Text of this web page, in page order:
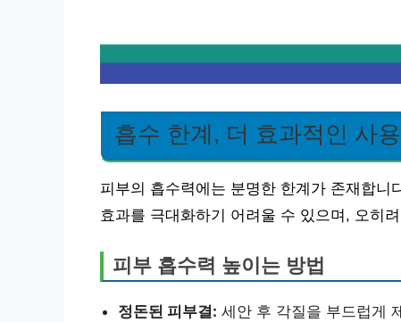
흡수 한계, 더 효과적인 사
피부의 흡수력에는 분명한 한계가 존재합
효과를 극대화하기 어려울 수 있으며, 오히
피부 흡수력 높이는 방법
정돈된 피부결: 세안 후 각질을 부드럽게